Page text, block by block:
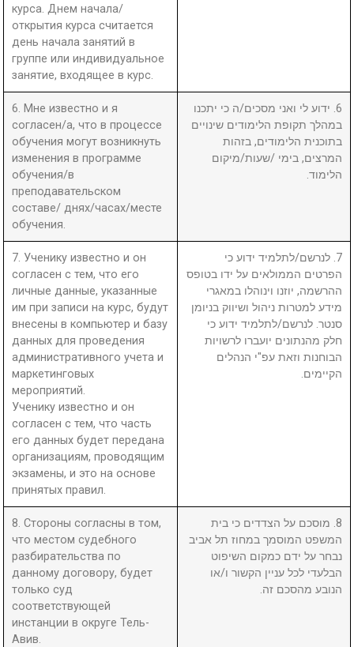
курса. Днем начала/
открытия курса считается
день начала занятий в
группе или индивидуальное
занятие, входящее в курс.
6. Мне известно и я
согласен/а, что в процессе
обучения могут возникнуть
изменения в программе
обучения/в
преподавательском
составе/ днях/часах/месте
обучения.
6. ידוע לי ואני מסכים/ה כי יתכנו
במהלך תקופת הלימודים שינויים
בתוכנית הלימודים, בזהות
המרצים, בימי /שעות/מיקום
הלימוד.
7. Ученику известно и он
согласен с тем, что его
личные данные, указанные
им при записи на курс, будут
внесены в компьютер и базу
данных для проведения
административного учета и
маркетинговых
мероприятий.
Ученику известно и он
согласен с тем, что часть
его данных будет передана
организациям, проводящим
экзамены, и это на основе
принятых правил.
7. לנרשם/לתלמיד ידוע כי
הפרטים הממולאים על ידו בטופס
ההרשמה, יוזנו וינוהלו במאגרי
מידע למטרות ניהול ושיווק בניומן
סנטר. לנרשם/לתלמיד ידוע כי
חלק מהנתונים יועברו לרשויות
הבוחנות וזאת עפ"י הנהלים
הקיימים.
8. Стороны согласны в том,
что местом судебного
разбирательства по
данному договору, будет
только суд
соответствующей
инстанции в округе Тель-
Авив.
8. מוסכם על הצדדים כי בית
המשפט המוסמך במחוז תל אביב
נבחר על ידם כמקום השיפוט
הבלעדי לכל עניין הקשור ו/או
הנובע מהסכם זה.